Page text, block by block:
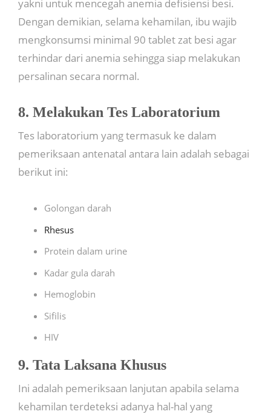
yakni untuk mencegah anemia defisiensi besi.
Dengan demikian, selama kehamilan, ibu wajib
mengkonsumsi minimal 90 tablet zat besi agar
terhindar dari anemia sehingga siap melakukan
persalinan secara normal.
8. Melakukan Tes Laboratorium
Tes laboratorium yang termasuk ke dalam
pemeriksaan antenatal antara lain adalah sebagai
berikut ini:
Golongan darah
Rhesus
Protein dalam urine
Kadar gula darah
Hemoglobin
Sifilis
HIV
9. Tata Laksana Khusus
Ini adalah pemeriksaan lanjutan apabila selama
kehamilan terdeteksi adanya hal-hal yang